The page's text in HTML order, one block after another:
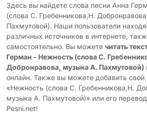
Здесь вы найдете слова песни Анна
(слова С. Гребенникова,Н.
Пахмутовой). Наши пользователи
различных источников в интернете,
самостоятельно. Вы можете читать
Герман - Нежность (слова С.
Добронравова, музыка А. Пахмутовой)
онлайн. Также вы можете добавить свой
«Нежность (слова С. Гребенникова,Н.
музыка А. Пахмутовой)» или его
Pesni.net!